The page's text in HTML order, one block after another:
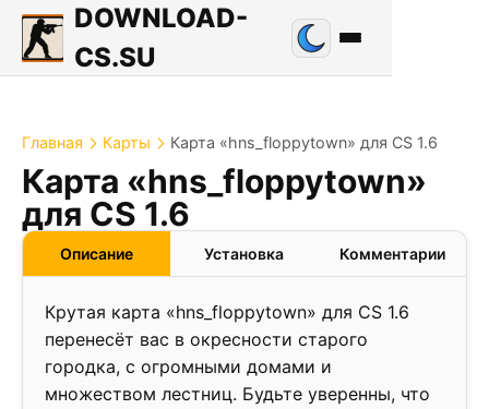
DOWNLOAD-
CS.SU
Главная Карты Карта «hns_floppytown» для CS 1.6
Карта «hns_floppytown»
для CS 1.6
❮ ❯
1.9
Описание Установка Комментарии
Крутая карта «hns_floppytown» для CS 1.6
перенесёт вас в окресности старого
городка, с огромными домами и
множеством лестниц. Будьте уверенны, что